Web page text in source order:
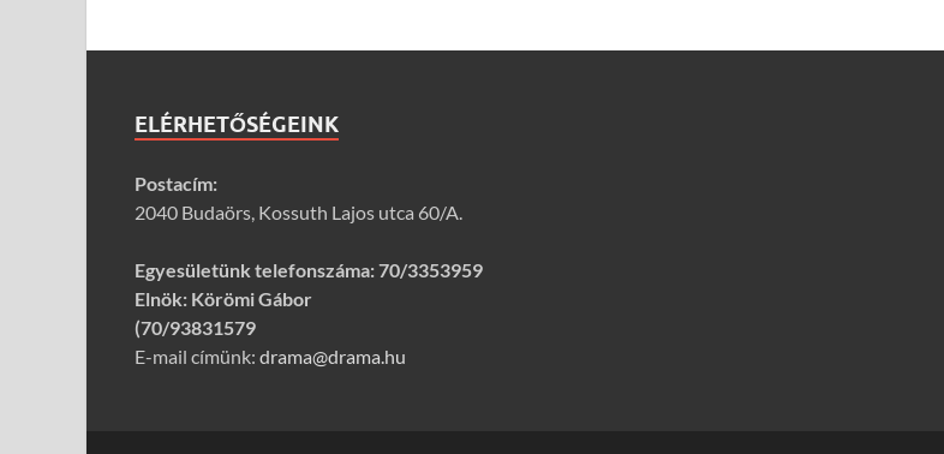
ELÉRHETŐSÉGEINK
Postacím:
2040 Budaörs, Kossuth Lajos utca 60/A.
Egyesületünk telefonszáma:70/3353959
Elnök: Körömi Gábor
(70/93831579
E-mail címünk: drama@drama.hu